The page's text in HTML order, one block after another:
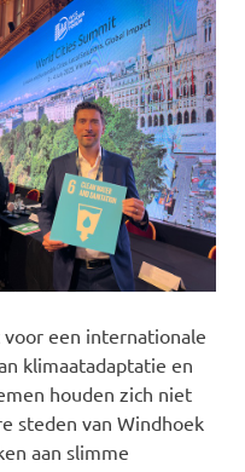
een internationale
klimaatadaptatie en
houden zich niet
steden van Windhoek
aan slimme